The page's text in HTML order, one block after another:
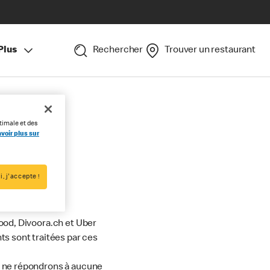
Rechercher Trouver un restaurant
Divoora.ch et Uber
sont traitées par ces
répondrons à aucune
et des
plus sur
j'accepte !